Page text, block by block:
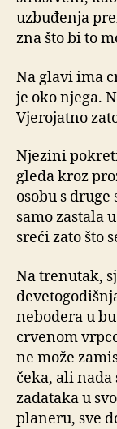
uzbuđenja
zna što bi to
Na glavi ima
je oko njega.
Vjerojatno
Njezini
gleda kroz
osobu s
samo zastala
sreći zato što
Na trenutak,
nebodera u
crvenom
ne može
čeka, ali nada
zadataka u
planeru, sve